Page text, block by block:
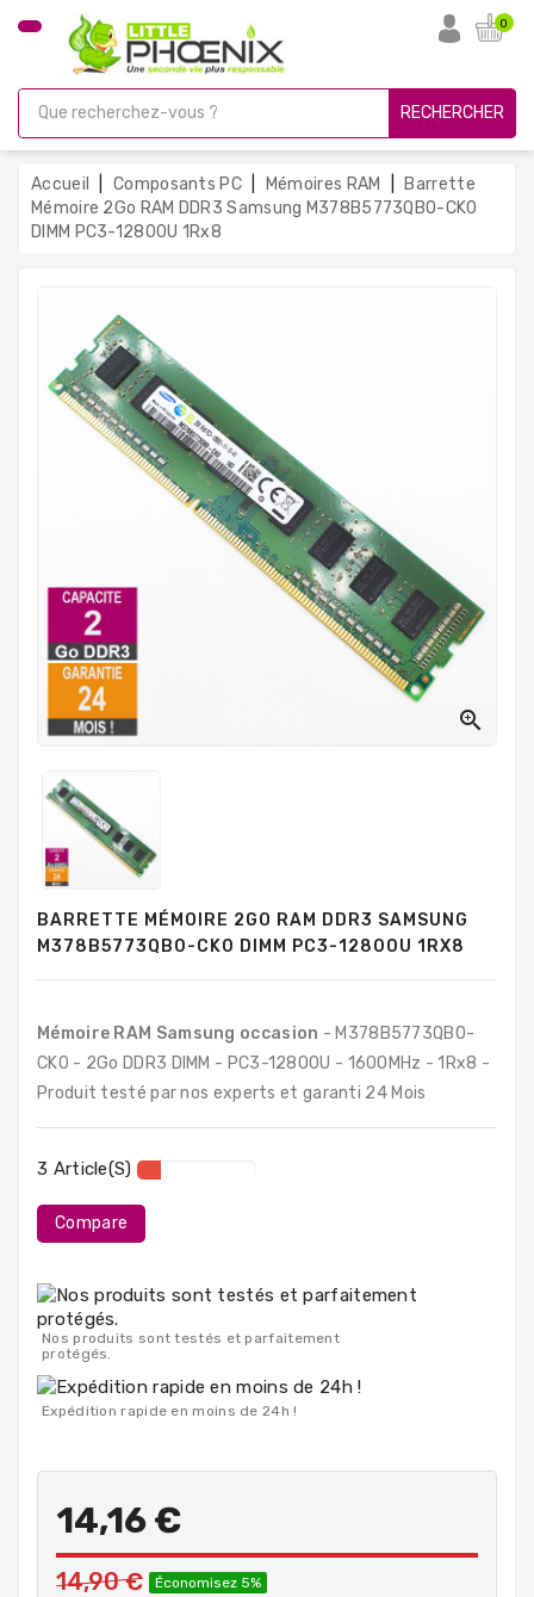
CATÉGORIE
Gamer
Unités
Centrales
Reconditionnées
Ordinateurs
Portables
Mesure
Tout-
Mémoires
RAM
Durs
Composants
Composants
PC
Destockage
0
RECHERCHER
Accueil Composants PC Mémoires RAM
Barrette
Mémoire 2Go RAM DDR3 Samsung M378B5773QB0-CK0
DIMM PC3-12800U 1Rx8

BARRETTE MÉMOIRE 2GO RAM DDR3 SAMSUNG
M378B5773QB0-CK0 DIMM PC3-12800U 1RX8
Mémoire RAM Samsung occasion - M378B5773QB0-
CK0 - 2Go DDR3 DIMM - PC3-12800U - 1600MHz - 1Rx8 -
Produit testé par nos experts et garanti 24 Mois
3 Article(s)
Compare
Nos produits sont testés et parfaitement
protégés.
Expédition rapide en moins de 24h !
14,16 €
14,90 € Économisez 5%